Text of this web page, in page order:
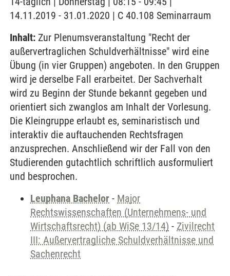
14.11.2019 - 31.01.2020 | C 40.108 Seminarraum
Inhalt: Zur Plenumsveranstaltung "Recht der
außervertraglichen Schuldverhältnisse" wird eine
Übung (in vier Gruppen) angeboten. In den Gruppen
wird je derselbe Fall erarbeitet. Der Sachverhalt
wird zu Beginn der Stunde bekannt gegeben und
orientiert sich zwanglos am Inhalt der Vorlesung.
Die Kleingruppe erlaubt es, seminaristisch und
interaktiv die auftauchenden Rechtsfragen
anzusprechen. Anschließend wir der Fall von den
Studierenden gutachtlich schriftlich ausformuliert
und besprochen.
Leuphana Bachelor - Major
Rechtswissenschaften (Unternehmens- und
Wirtschaftsrecht) (ab WiSe 13/14) - Zivilrecht
III: Außervertragliche Schuldverhältnisse und
Sachenrecht